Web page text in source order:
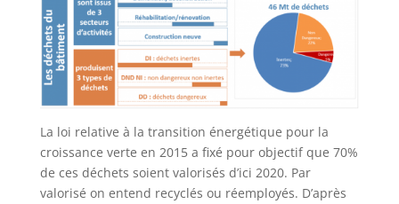
La loi relative à la transition énergétique pour la
croissance verte en 2015 a fixé pour objectif que 70%
de ces déchets soient valorisés d’ici 2020. Par
valorisé on entend recyclés ou réemployés. D’après